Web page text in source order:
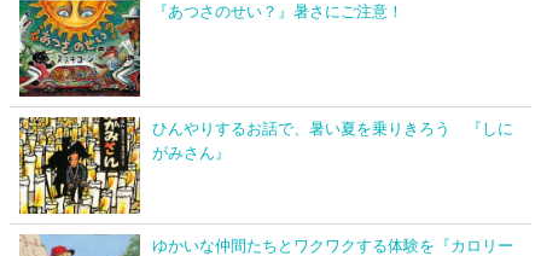
『あつさのせい？』暑さにご注意！
ひんやりするお話で、暑い夏を乗りきろう 『しに
がみさん』
ゆかいな仲間たちとワクワクする体験を『カロリー